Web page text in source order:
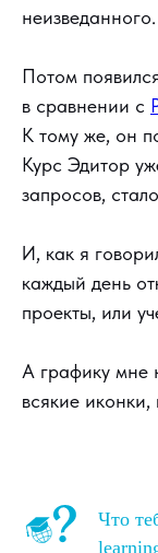
неизведанного.
Потом
в сравнении с
К тому же, он
Курс Эдитор
запросов,
И, как я
каждый день
проекты, или
А графику мне
всякие
Что